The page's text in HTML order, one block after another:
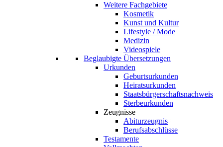
Weitere Fachgebiete
Kosmetik
Kunst und Kultur
Lifestyle / Mode
Medizin
Videospiele
Beglaubigte Übersetzungen
Urkunden
Geburtsurkunden
Heiratsurkunden
Staatsbürgerschaftsnachweis
Sterbeurkunden
Zeugnisse
Abiturzeugnis
Berufsabschlüsse
Testamente